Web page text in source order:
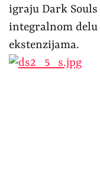
igraju Dark
integralnom delu
ekstenzijama.